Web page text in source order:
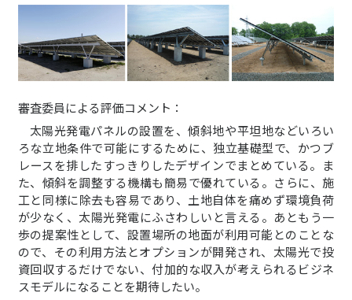
審査委員による評価コメント：
太陽光発電パネルの設置を、傾斜地や平坦地などいろい
ろな立地条件で可能にするために、独立基礎型で、かつブ
レースを排したすっきりしたデザインでまとめている。ま
た、傾斜を調整する機構も簡易で優れている。さらに、施
工と同様に除去も容易であり、土地自体を痛めず環境負荷
が少なく、太陽光発電にふさわしいと言える。あともう一
歩の提案性として、設置場所の地面が利用可能とのことな
ので、その利用方法とオプションが開発され、太陽光で投
資回収するだけでない、付加的な収入が考えられるビジネ
スモデルになることを期待したい。